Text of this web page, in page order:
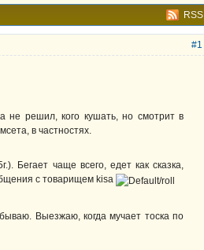
RSS
#1
не решил, кого кушать, но смотрит в
в частностях.
Бегает чаще всего, едет как сказка,
с товарищем kisa
Выезжаю, когда мучает тоска по